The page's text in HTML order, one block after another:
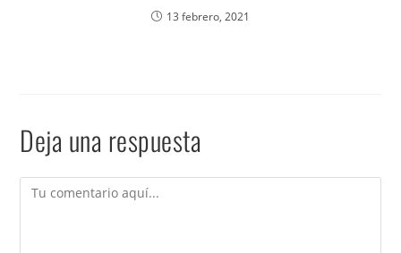
13 febrero, 2021
Deja una respuesta